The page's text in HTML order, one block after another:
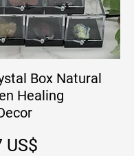
Box Natural
Healing
US$